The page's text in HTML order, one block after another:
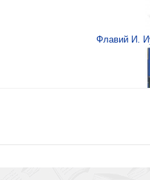
рассуждения
Флавий И.